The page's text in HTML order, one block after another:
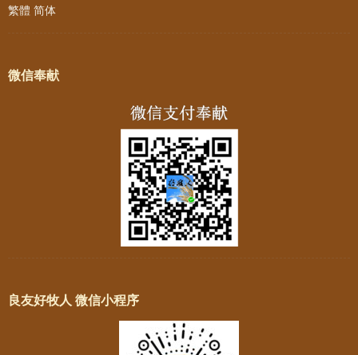
繁體 简体
微信奉献
良友好牧人 微信小程序